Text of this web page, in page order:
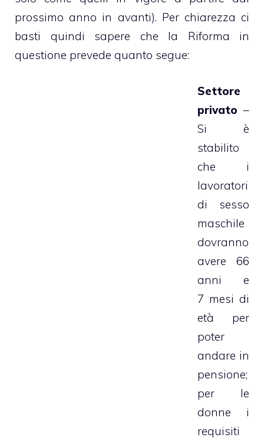
prossimo anno in avanti). Per chiarezza ci
basti quindi sapere che la Riforma in
questione prevede quanto segue:
Settore
privato –
Si è
stabilito
che i
lavoratori
di sesso
maschile
dovranno
avere 66
anni e
7 mesi di
età per
poter
andare in
pensione;
per le
donne i
requisiti